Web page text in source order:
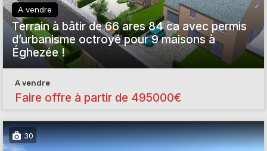
A vendre
Terrain à bâtir de 66 ares 84 ca avec permis
d’urbanisme octroyé pour 9 maisons à
Éghezée !
A vendre
Faire offre à partir de 495000€
30